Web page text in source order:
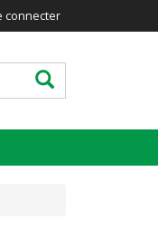
connecter
Rechercher